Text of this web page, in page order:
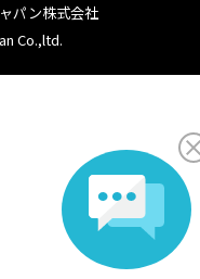
パン株式会社
Co.,ltd.